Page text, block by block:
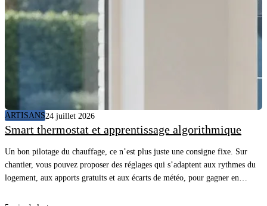
ARTISANS24 juillet 2026
Smart thermostat et apprentissage algorithmique
Un bon pilotage du chauffage, ce n’est plus juste une consigne fixe. Sur
chantier, vous pouvez proposer des réglages qui s’adaptent aux rythmes du
logement, aux apports gratuits et aux écarts de météo, pour gagner en
et quelles données il utilise, vous évitez les promesses floues, vous posez les